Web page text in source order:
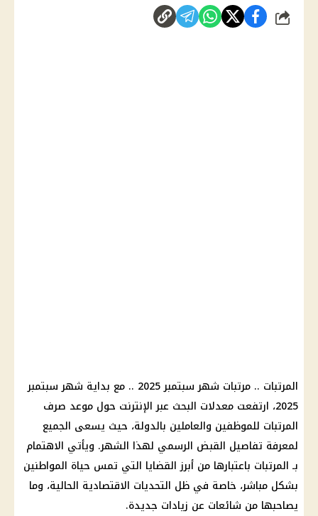
شارك
المرتبات .. مرتبات شهر سبتمبر 2025 .. مع بداية شهر سبتمبر
2025، ارتفعت معدلات البحث عبر الإنترنت حول موعد صرف
المرتبات للموظفين والعاملين بالدولة، حيث يسعى الجميع
لمعرفة تفاصيل القبض الرسمي لهذا الشهر. ويأتي الاهتمام
بـ المرتبات باعتبارها من أبرز القضايا التي تمس حياة المواطنين
بشكل مباشر، خاصة في ظل التحديات الاقتصادية الحالية، وما
يصاحبها من شائعات عن زيادات جديدة.